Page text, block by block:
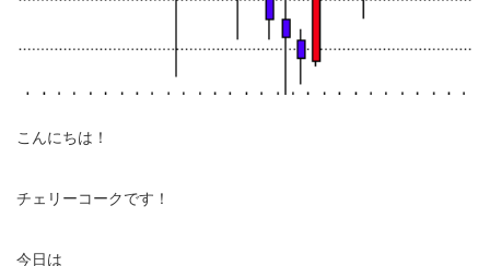
こんにちは！
チェリーコークです！
今日は